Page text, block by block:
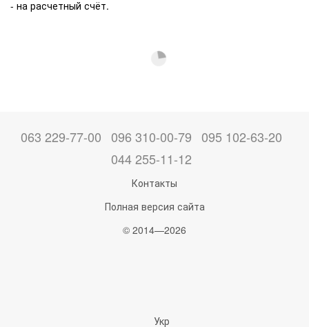
- на расчетный счёт.
063 229-77-00 096 310-00-79 095 102-63-20
044 255-11-12
Контакты
Полная версия сайта
© 2014—2026
Укр